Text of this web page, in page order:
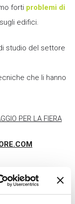
forti problemi di
edifici.
studio del settore
che li hanno
PER LA FIERA